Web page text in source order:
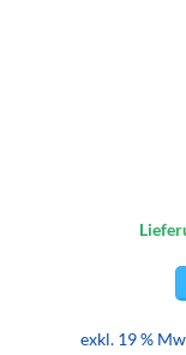
exkl. 19 %